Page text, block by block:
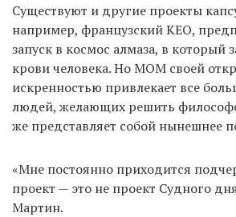
Существуют и другие проекты
например, французский KEO,
запуск в космос алмаза, в который
крови человека. Но MOM своей
искренностью привлекает все
людей, желающих решить
же представляет собой нынешнее
«Мне постоянно приходится
проект — это не проект Судного
Мартин.